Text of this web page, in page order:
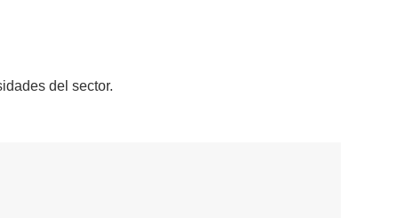
del sector.